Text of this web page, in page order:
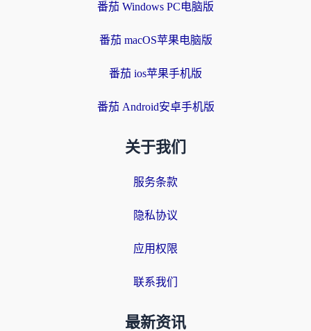
番茄 Windows PC电脑版
番茄 macOS苹果电脑版
番茄 ios苹果手机版
番茄 Android安卓手机版
关于我们
服务条款
隐私协议
应用权限
联系我们
最新资讯